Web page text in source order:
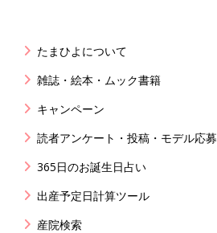
たまひよについて
雑誌・絵本・ムック書籍
キャンペーン
読者アンケート・投稿・モデル応募
365日のお誕生日占い
出産予定日計算ツール
産院検索